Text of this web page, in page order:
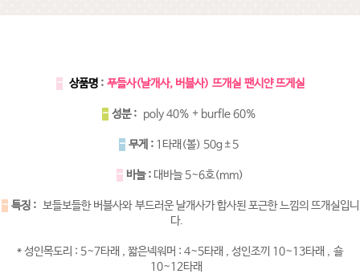
- 상품명:푸들사(날개사, 버블사) 뜨개실 팬시얀 뜨게실
- 성분 :poly 40% + burfle 60%
- 무게 :1타래(볼) 50g±5
- 바늘 : 대바늘 5~6호(mm)
- 특징 : 보들보들한 버블사와 부드러운 날개사가 합사된 포근한 느낌의 뜨개실입니
다.
* 성인목도리 : 5~7타래 , 짧은넥워머 : 4~5타래 , 성인조끼 10~13타래 , 숄
10~12타래